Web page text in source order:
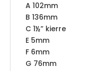
A 102mm
B 136mm
C 1½” kierre
E 5mm
F 6mm
G 76mm